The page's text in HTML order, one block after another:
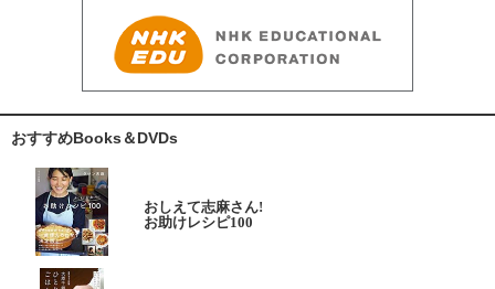
おすすめBooks＆DVDs
おしえて志麻さん!
お助けレシピ100